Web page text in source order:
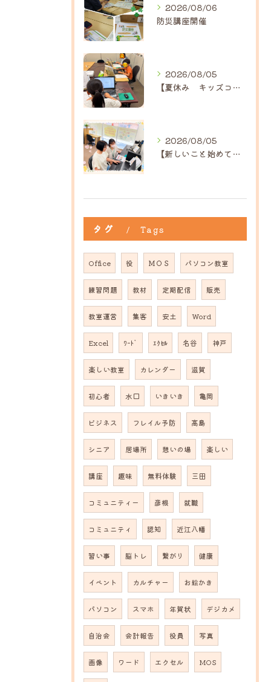
2026/08/06
防災講座開催
2026/08/05
【夏休み キッズコース】｜ひだまり近江八幡教室
2026/08/05
【新しいこと始めてみませんか？】ひだまり高島教室
タグ Tags
Office 役 ＭＯＳ パソコン教室
練習問題 教材 定期配信 販売
教室運営 集客 安土 Word
Excel ﾜｰﾄﾞ ｴｸｾﾙ 名谷 神戸
楽しい教室 カレンダー 滋賀
初心者 水口 いきいき 亀岡
ビジネス フレイル予防 高島
シニア 居場所 憩いの場 楽しい
講座 趣味 無料体験 三田
コミュニティー 彦根 就職
コミュニティ 認知 近江八幡
習い事 脳トレ 繋がり 健康
イベント カルチャー お絵かき
パソコン スマホ 年賀状 デジカメ
自治会 会計報告 役員 写真
画像 ワード エクセル MOS